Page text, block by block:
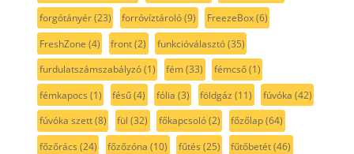
forgótányér(23) forróvíztároló(9) FreezeBox(6)
FreshZone (4) front(2) funkcióválasztó(35)
furdulatszámszabályzó(1) fém(33) fémcső(1)
fémkapocs (1) fésű(4) fólia (3) földgáz (11) fúvóka (42)
fúvóka szett(8) fül (32) főkapcsoló(2) főzőlap(64)
főzőrács (24) főzőzóna (10) fűtés (25) fűtőbetét(46)